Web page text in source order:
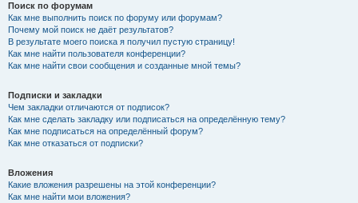
Поиск по форумам
Как мне выполнить поиск по форуму или форумам?
Почему мой поиск не даёт результатов?
В результате моего поиска я получил пустую страницу!
Как мне найти пользователя конференции?
Как мне найти свои сообщения и созданные мной темы?
Подписки и закладки
Чем закладки отличаются от подписок?
Как мне сделать закладку или подписаться на определённую тему?
Как мне подписаться на определённый форум?
Как мне отказаться от подписки?
Вложения
Какие вложения разрешены на этой конференции?
Как мне найти мои вложения?